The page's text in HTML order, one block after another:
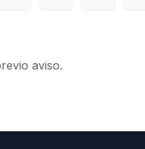
aviso.